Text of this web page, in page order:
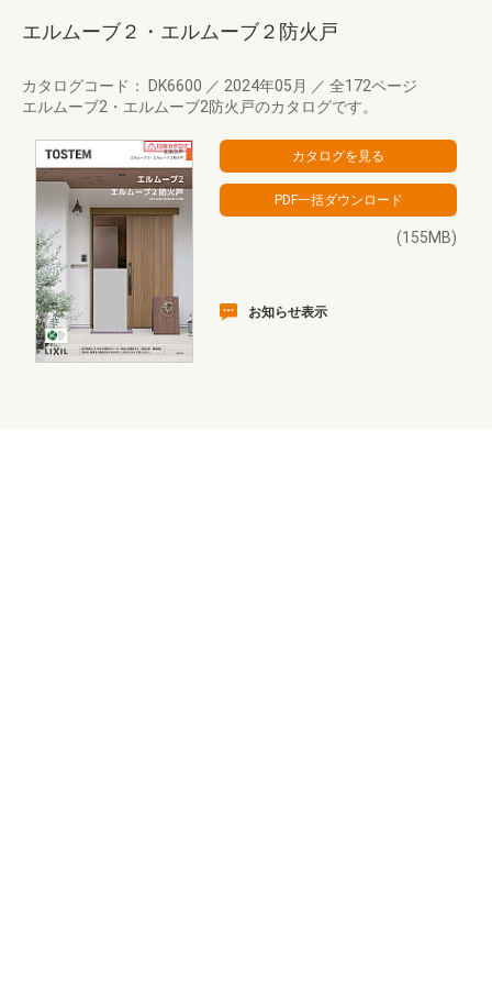
エルムーブ２・エルムーブ２防火戸
カタログコード： DK6600 ／ 2024年05月 ／ 全172ページ
エルムーブ2・エルムーブ2防火戸のカタログです。
(155MB)
お知らせ表示